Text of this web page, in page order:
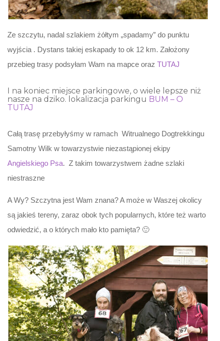
Ze szczytu, nadal szlakiem żółtym „spadamy” do punktu
wyjścia . Dystans takiej eskapady to ok 12 km. Założony
przebieg trasy podsyłam Wam na mapce oraz TUTAJ
I na koniec miejsce parkingowe, o wiele lepsze niż
nasze na dziko. lokalizacja parkingu BUM – O
TUTAJ
Całą trasę przebyłyśmy w ramach Witrualnego Dogtrekkingu
Samotny Wilk w towarzystwie niezastąpionej ekipy
Angielskiego Psa. Z takim towarzystwem żadne szlaki
niestraszne
A Wy? Szczytna jest Wam znana? A może w Waszej okolicy
są jakieś tereny, zaraz obok tych popularnych, które też warto
odwiedzić, a o których mało kto pamięta? 🙂